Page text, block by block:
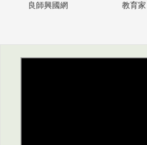
良師興國網
教育家